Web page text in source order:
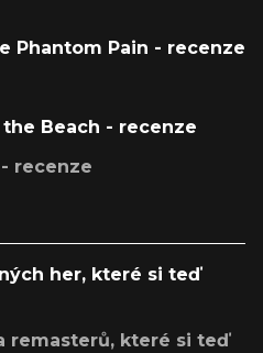
Phantom Pain - recenze
Beach - recenze
recenze
her, které si teď
remasterů, které si teď